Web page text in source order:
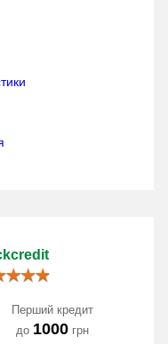
Перший кредит
до 1000 грн